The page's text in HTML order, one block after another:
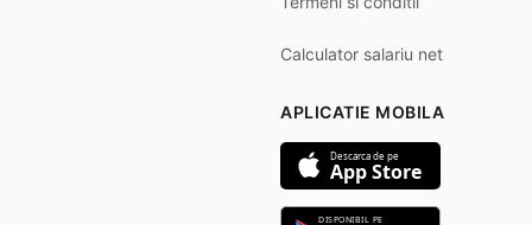
Calculator salariu net
APLICATIE MOBILA
Descarca de pe
App Store
DISPONIBIL PE